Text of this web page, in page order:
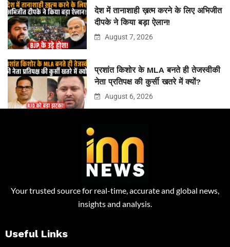
देश में तानाशाही ख़त्म करने के लिए अभिजीत
दीपके ने किया बड़ा ऐलान!
August 7, 2026
प्रशांत किशोर के MLA बनते ही तेजस्वीकी
नेता प्रतिपक्ष की कुर्सी खतरे में क्यों?
August 6, 2026
Your trusted source for real-time, accurate and global news,
insights and analysis.
Useful Links